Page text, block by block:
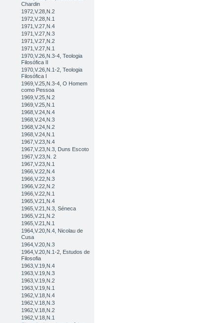
Chardin
1972,V.28,N.2
1972,V.28,N.1
1971,V.27,N.4
1971,V.27,N.3
1971,V.27,N.2
1971,V.27,N.1
1970,V.26,N.3-4, Teologia
Filosófica II
1970,V.26,N.1-2, Teologia
Filosófica I
1969,V.25,N.3-4, O Homem
como Pessoa
1969,V.25,N.2
1969,V.25,N.1
1968,V.24,N.4
1968,V.24,N.3
1968,V.24,N.2
1968,V.24,N.1
1967,V.23,N.4
1967,V.23,N.3, Duns Escoto
1967,V.23,N. 2
1967,V.23,N.1
1966,V.22,N.4
1966,V.22,N.3
1966,V.22,N.2
1966,V.22,N.1
1965,V.21,N.4
1965,V.21,N.3, Séneca
1965,V.21,N.2
1965,V.21,N.1
1964,V.20,N.4, Nicolau de
Cusa
1964,V.20,N.3
1964,V.20,N.1-2, Estudos de
Filosofia
1963,V.19,N.4
1963,V.19,N.3
1963,V.19,N.2
1963,V.19,N.1
1962,V.18,N.4
1962,V.18,N.3
1962,V.18,N.2
1962,V.18,N.1